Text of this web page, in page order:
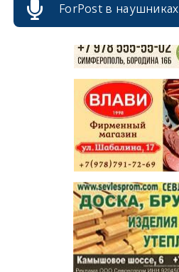
ForPost в наушниках